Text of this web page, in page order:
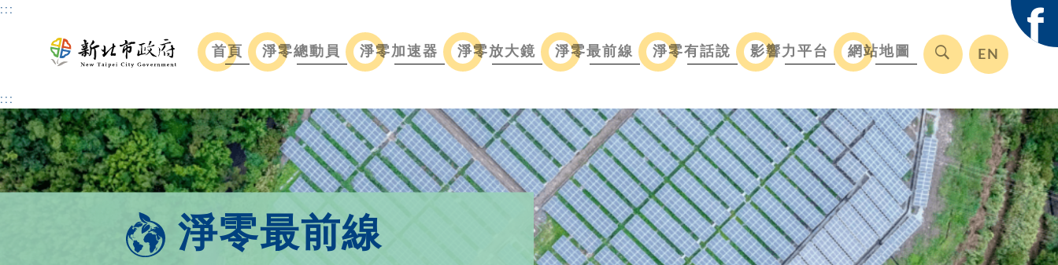
:::
首頁 淨零總動員 淨零加速器 淨零放大鏡 淨零最前線 淨零有話說 影響力平台 網站地圖 EN
f
:::
淨零最前線